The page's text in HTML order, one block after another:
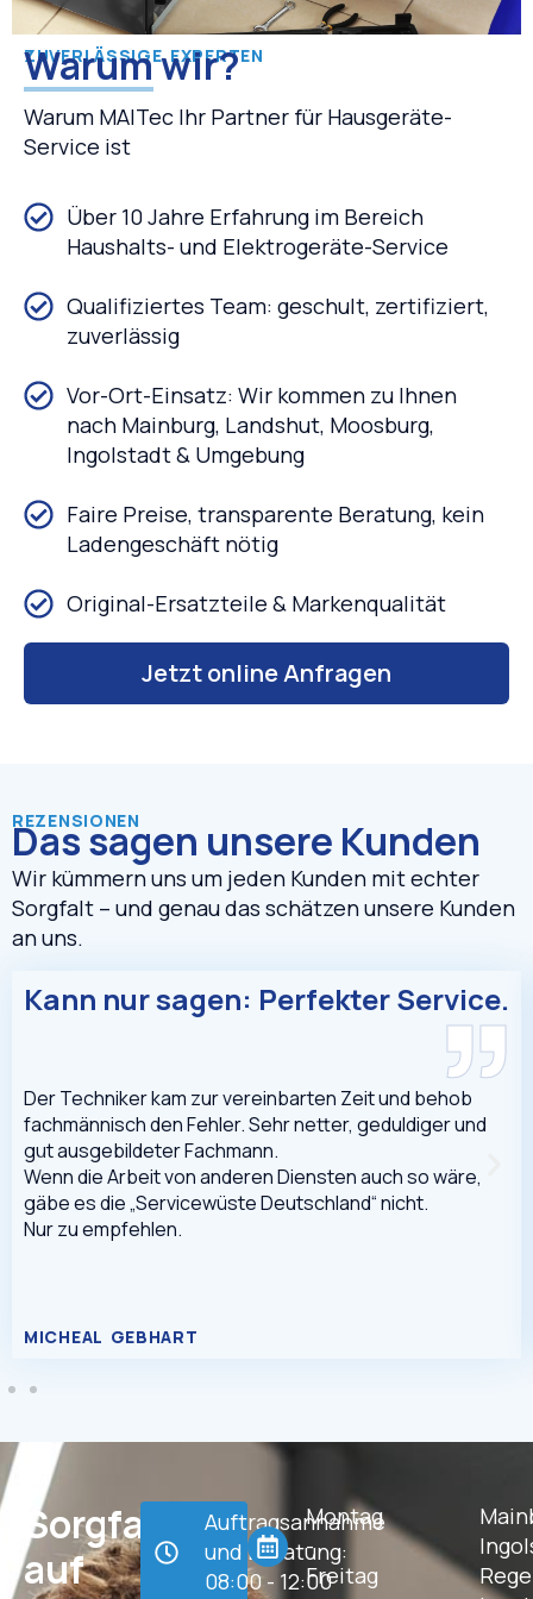
ZUVERLÄSSIGE EXPERTEN
Warumwir?
Warum MAITec Ihr Partner für Hausgeräte-
Service ist
Über 10 Jahre Erfahrung im Bereich
Haushalts- und Elektrogeräte-Service
Qualifiziertes Team: geschult, zertifiziert,
zuverlässig
Vor-Ort-Einsatz: Wir kommen zu Ihnen
nach Mainburg, Landshut, Moosburg,
Ingolstadt & Umgebung
Faire Preise, transparente Beratung, kein
Ladengeschäft nötig
Original-Ersatzteile & Markenqualität
Jetzt online Anfragen
REZENSIONEN
Das sagen unsere Kunden
Wir kümmern uns um jeden Kunden mit echter
Sorgfalt – und genau das schätzen unsere Kunden
an uns.
Kann nur sagen: Perfekter Service.
„
Der Techniker kam zur vereinbarten Zeit und behob
fachmännisch den Fehler. Sehr netter, geduldiger und
gut ausgebildeter Fachmann.
Wenn die Arbeit von anderen Diensten auch so wäre,
gäbe es die „Servicewüste Deutschland“ nicht.
Nur zu empfehlen.
MICHEAL GEBHART
Sorgfalt,
auf
Auftragsannahme
und Beratung:
08:00 - 12:00
Montag
-
Freitag